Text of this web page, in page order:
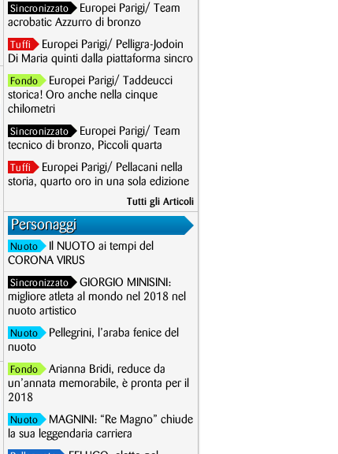
Sincronizzato
Europei Parigi/ Team
acrobatic Azzurro di bronzo
Tuffi
Europei Parigi/ Pelligra-Jodoin
Di Maria quinti dalla piattaforma sincro
Fondo
Europei Parigi/ Taddeucci
storica! Oro anche nella cinque
chilometri
Sincronizzato
Europei Parigi/ Team
tecnico di bronzo, Piccoli quarta
Tuffi
Europei Parigi/ Pellacani nella
storia, quarto oro in una sola edizione
Tutti gli Articoli
Personaggi
Nuoto
Il NUOTO ai tempi del
CORONA VIRUS
Sincronizzato
GIORGIO MINISINI:
migliore atleta al mondo nel 2018 nel
nuoto artistico
Nuoto
Pellegrini, l’araba fenice del
nuoto
Fondo
Arianna Bridi, reduce da
un’annata memorabile, è pronta per il
2018
Nuoto
MAGNINI: “Re Magno” chiude
la sua leggendaria carriera